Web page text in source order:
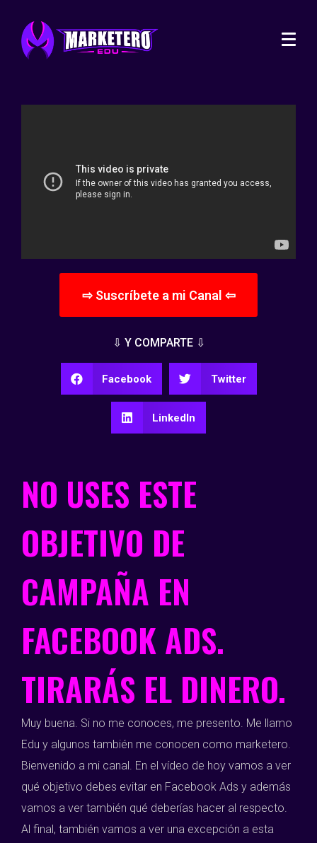
⇨ Suscríbete a mi Canal ⇦
⇩ Y COMPARTE ⇩
Facebook Twitter
LinkedIn
NO USES ESTE
OBJETIVO DE
CAMPAÑA EN
FACEBOOK ADS.
TIRARÁS EL DINERO.
Muy buena. Si no me conoces, me presento. Me llamo
Edu y algunos también me conocen como marketero.
Bienvenido a mi canal. En el vídeo de hoy vamos a ver
qué objetivo debes evitar en Facebook Ads y además
vamos a ver también qué deberías hacer al respecto.
Al final, también vamos a ver una excepción a esta